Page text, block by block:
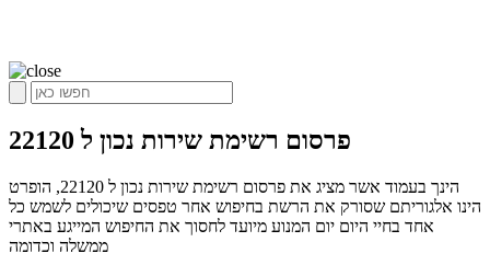
פרסום רשימת שירות נכון ל 22120
הינך בעמוד אשר מציג את פרסום רשימת שירות נכון ל 22120, הופרט
הינו אלגוריתם שסורק את הרשת בחיפוש אחר טפסים שיכולים לשמש כל
אחד בחיי היום יום המנוע מיועד לחסוך את החיפוש המייגע באתרי
ממשלה וכדומה